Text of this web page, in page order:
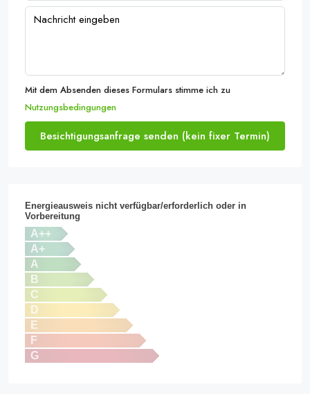
Mit dem Absenden dieses Formulars stimme ich zu
Nutzungsbedingungen
Besichtigungsanfrage senden (kein fixer Termin)
Energieausweis nicht verfügbar/erforderlich oder in
Vorbereitung
A++
A+
A
B
C
D
E
F
G